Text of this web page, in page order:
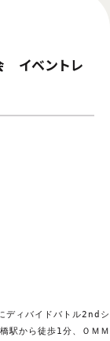
イベントレ
ィバイドバトル2nd
駅から徒歩1分、ＯＭ